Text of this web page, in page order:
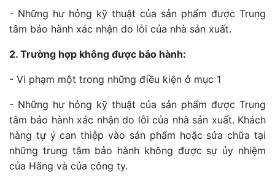
- Những hư hỏng kỹ thuật của sản phẩm được Trung
tâm bảo hành xác nhận do lỗi của nhà sản xuất.
2. Trường hợp không được bảo hành:
- Vi phạm một trong những điều kiện ở mục 1
- Những hư hỏng kỹ thuật của sản phẩm được Trung
tâm bảo hành xác nhận do lỗi của nhà sản xuất. Khách
hàng tự ý can thiệp vào sản phẩm hoặc sửa chữa tại
những trung tâm bảo hành không được sự ủy nhiệm
của Hãng và của công ty.